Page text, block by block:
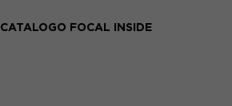
CATALOGO FOCAL INSIDE